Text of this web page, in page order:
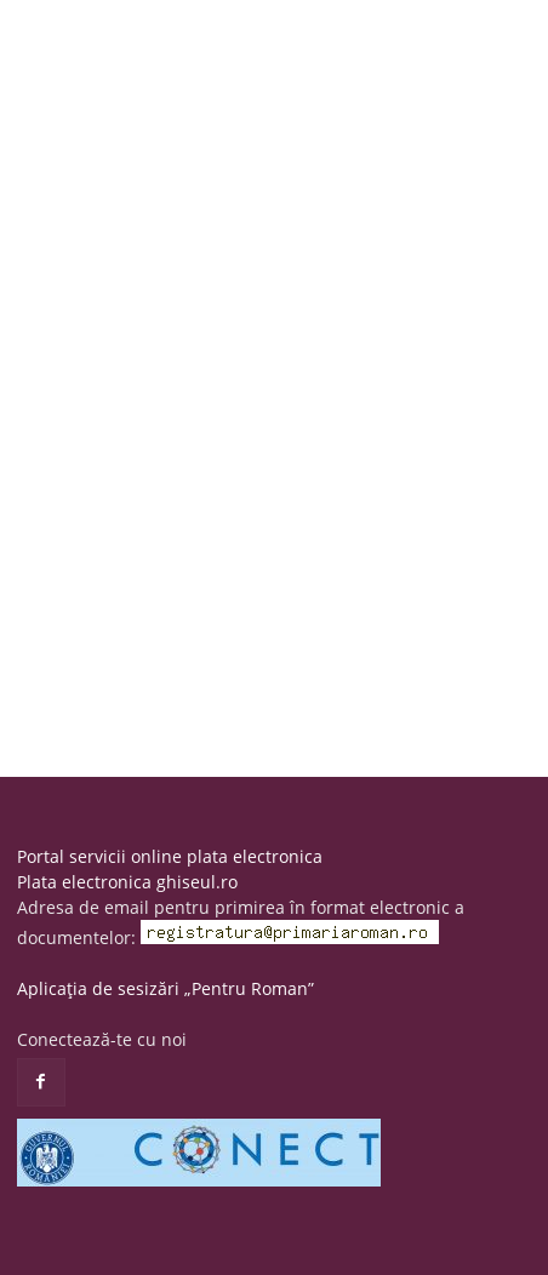
Portal servicii online plata electronica
Plata electronica ghiseul.ro
Adresa de email pentru primirea în format electronic a
documentelor:
Aplicația de sesizări „Pentru Roman”
Conectează-te cu noi